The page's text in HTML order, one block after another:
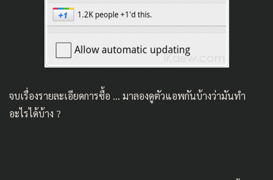
จบเรื่องรายละเอียดการซื้อ … มาลองดูตัวแอพกันบ้างว่ามันทำ
อะไรได้บ้าง ?